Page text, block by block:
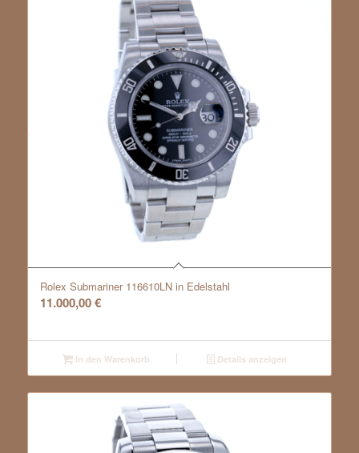
Rolex Submariner 116610LN in Edelstahl
11.000,00€
In den Warenkorb Details anzeigen